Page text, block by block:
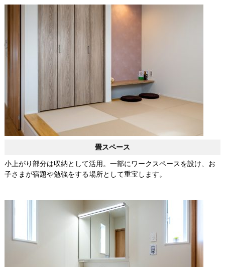
畳スペース
小上がり部分は収納として活用。一部にワークスペースを設け、お
子さまが宿題や勉強をする場所として重宝します。